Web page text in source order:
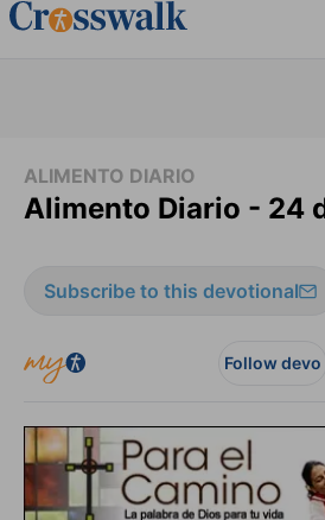
ALIMENTO DIARIO
Alimento Diario - 24
Subscribe to this devotional
Follow devo